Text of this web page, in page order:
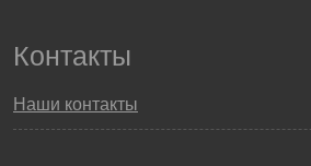
Контакты
Наши контакты